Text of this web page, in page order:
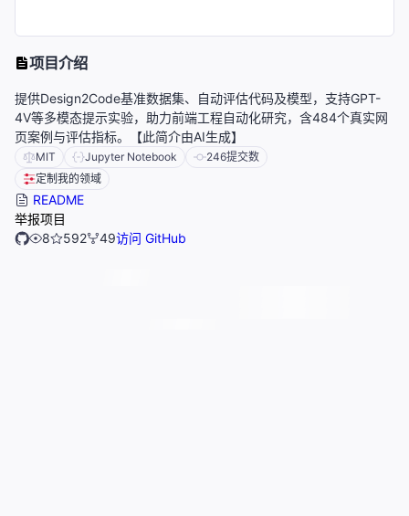
项目介绍
提供Design2Code基准数据集、自动评估代码及模型，支持GPT-
4V等多模态提示实验，助力前端工程自动化研究，含484个真实网
页案例与评估指标。【此简介由AI生成】
MIT Jupyter Notebook 246提交数
定制我的领域
README
举报项目
8
592 49访问 GitHub